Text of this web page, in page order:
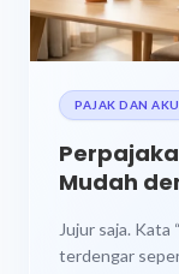
PAJAK DAN
Mudah
Jujur saja. Kata
terdengar